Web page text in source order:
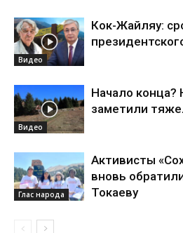
Видео
Кок-Жайляу:
Видео
Начало
заметили
Глас народа
Активисты
вновь
Токаеву